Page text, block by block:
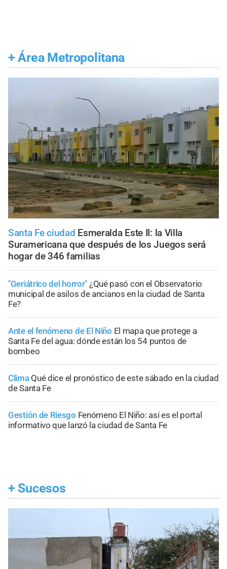
+ Área Metropolitana
Santa Fe ciudad Esmeralda Este II: la Villa
Suramericana que después de los Juegos será
hogar de 346 familias
"Geriátrico del horror" ¿Qué pasó con el Observatorio
municipal de asilos de ancianos en la ciudad de Santa
Fe?
Ante el fenómeno de El Niño El mapa que protege a
Santa Fe del agua: dónde están los 54 puntos de
bombeo
Clima Qué dice el pronóstico de este sábado en la ciudad
de Santa Fe
Gestión de Riesgo Fenómeno El Niño: así es el portal
informativo que lanzó la ciudad de Santa Fe
+ Sucesos